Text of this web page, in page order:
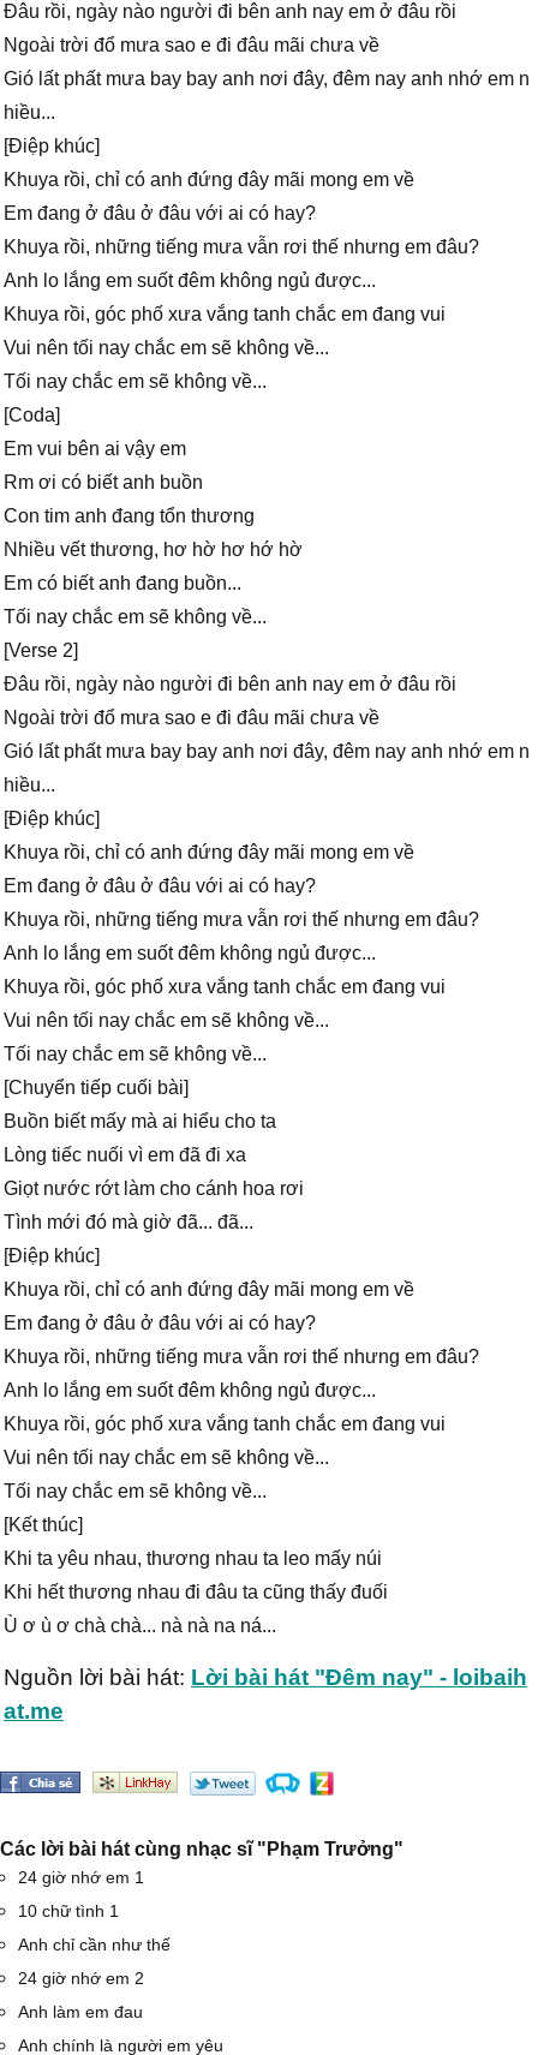
Đâu rồi, ngày nào người đi bên anh nay em ở đâu rồi
Ngoài trời đổ mưa sao e đi đâu mãi chưa về
Gió lất phất mưa bay bay anh nơi đây, đêm nay anh nhớ em n
hiều...
[Điệp khúc]
Khuya rồi, chỉ có anh đứng đây mãi mong em về
Em đang ở đâu ở đâu với ai có hay?
Khuya rồi, những tiếng mưa vẫn rơi thế nhưng em đâu?
Anh lo lắng em suốt đêm không ngủ được...
Khuya rồi, góc phố xưa vắng tanh chắc em đang vui
Vui nên tối nay chắc em sẽ không về...
Tối nay chắc em sẽ không về...
[Coda]
Em vui bên ai vậy em
Rm ơi có biết anh buồn
Con tim anh đang tổn thương
Nhiều vết thương, hơ hờ hơ hớ hờ
Em có biết anh đang buồn...
Tối nay chắc em sẽ không về...
[Verse 2]
Đâu rồi, ngày nào người đi bên anh nay em ở đâu rồi
Ngoài trời đổ mưa sao e đi đâu mãi chưa về
Gió lất phất mưa bay bay anh nơi đây, đêm nay anh nhớ em n
hiều...
[Điệp khúc]
Khuya rồi, chỉ có anh đứng đây mãi mong em về
Em đang ở đâu ở đâu với ai có hay?
Khuya rồi, những tiếng mưa vẫn rơi thế nhưng em đâu?
Anh lo lắng em suốt đêm không ngủ được...
Khuya rồi, góc phố xưa vắng tanh chắc em đang vui
Vui nên tối nay chắc em sẽ không về...
Tối nay chắc em sẽ không về...
[Chuyển tiếp cuối bài]
Buồn biết mấy mà ai hiểu cho ta
Lòng tiếc nuối vì em đã đi xa
Giọt nước rớt làm cho cánh hoa rơi
Tình mới đó mà giờ đã... đã...
[Điệp khúc]
Khuya rồi, chỉ có anh đứng đây mãi mong em về
Em đang ở đâu ở đâu với ai có hay?
Khuya rồi, những tiếng mưa vẫn rơi thế nhưng em đâu?
Anh lo lắng em suốt đêm không ngủ được...
Khuya rồi, góc phố xưa vắng tanh chắc em đang vui
Vui nên tối nay chắc em sẽ không về...
Tối nay chắc em sẽ không về...
[Kết thúc]
Khi ta yêu nhau, thương nhau ta leo mấy núi
Khi hết thương nhau đi đâu ta cũng thấy đuối
Ù ơ ù ơ chà chà... nà nà na ná...
Nguồn lời bài hát: Lời bài hát "Đêm nay" - loibaih
at.me
Các lời bài hát cùng nhạc sĩ "Phạm Trưởng"
24 giờ nhớ em 1
10 chữ tình 1
Anh chỉ cần như thế
24 giờ nhớ em 2
Anh làm em đau
Anh chính là người em yêu